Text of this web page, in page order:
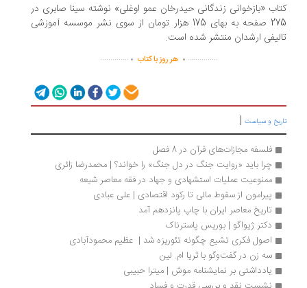
«بازخوانی زندگانی حیدرخان عمو اوغلی» نوشته سینا صابری در
275 صفحه به بهای 175 هزار تومان از سوی نشر موسسه آموزشی
ارشدان منتشر شده است.
...............
. هر روز با کتاب .
..............
و سیاست |
فلسفه مجازات‌های قرآن در 8 فصل
چرا باید «روایت جنگ در دل جنگ» را خواند؟ | محمدرضا زائری
ممنوعیت عملیات استشهادی و جهاد در فقه معاصر شیعه
پیرامون از سقوط مالی تا رکود اقتصادی | علی عبادی
تاریخ معاصر ایران با چاپ پانزدهم آمد
دکتر ژیواگو | بوریس پاسترناک
اصول فکری تشیع چگونه تئوریزه شد |  عظیم محمودآبادی
سه زن در گفت‌وگو با ثریا ام. لین
یادداشتی بر نمایشنامه موش | میترا حبیبی